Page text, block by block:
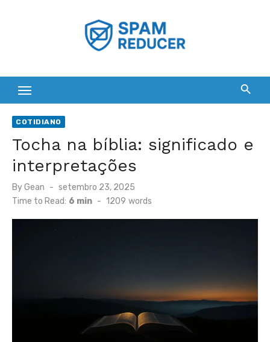
COTIDIANO
Tocha na bíblia: significado e
interpretações
ByGean
Posted
on
setembro 23, 2025
Time to Read: 6 min - 1209 words